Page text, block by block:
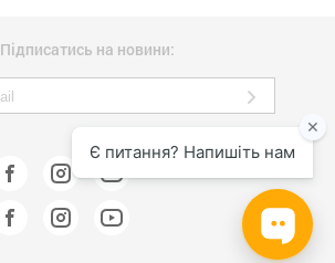
Підписатись на новини: